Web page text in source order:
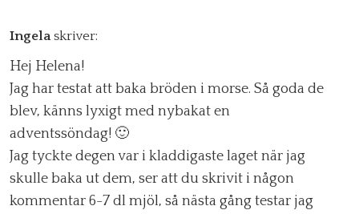
Ingela skriver:
Hej Helena!
Jag har testat att baka bröden i morse. Så goda de
blev, känns lyxigt med nybakat en
adventssöndag! 🙂
Jag tyckte degen var i kladdigaste laget när jag
skulle baka ut dem, ser att du skrivit i någon
kommentar 6-7 dl mjöl, så nästa gång testar jag